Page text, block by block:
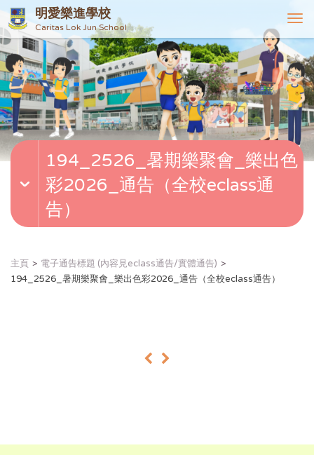
明愛樂進學校
Caritas Lok Jun School
T
o
g
g
l
e
n
v
i
i
194_2526_暑期樂聚會_樂出色
彩2026_通告（全校eclass通
告）
主頁
電子通告標題 (內容見eclass通告/實體通告)
194_2526_暑期樂聚會_樂出色彩2026_通告（全校eclass通告）
« »